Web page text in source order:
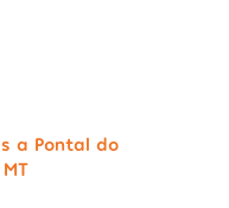
a Pontal do